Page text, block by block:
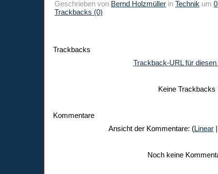
Geschrieben von Bernd Holzmüller in Technik um
Trackbacks (0)
Trackbacks
Trackback-URL für diesen
Keine Trackbacks
Kommentare
Ansicht der Kommentare: (Linear
Noch keine